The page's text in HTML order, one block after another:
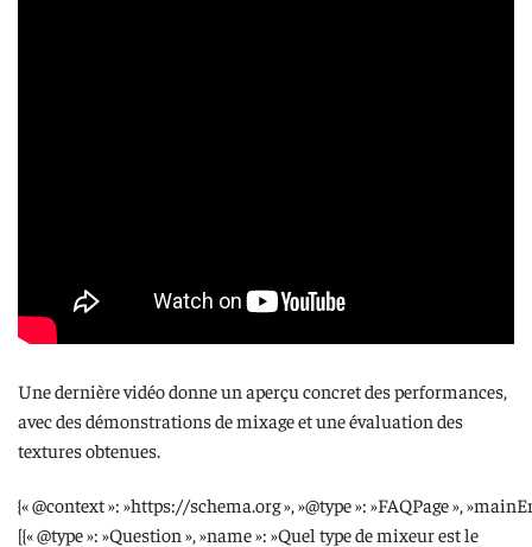
Une dernière vidéo donne un aperçu concret des performances,
avec des démonstrations de mixage et une évaluation des
textures obtenues.
{« @context »: »https://schema.org », »@type »: »FAQPage »,
[{« @type »: »Question », »name »: »Quel type de mixeur est le